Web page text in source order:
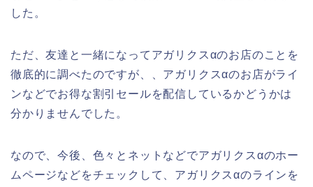
した。
ただ、友達と一緒になってアガリクスαのお店のことを
徹底的に調べたのですが、、アガリクスαのお店がライ
ンなどでお得な割引セールを配信しているかどうかは
分かりませんでした。
なので、今後、色々とネットなどでアガリクスαのホー
ムページなどをチェックして、アガリクスαのラインを